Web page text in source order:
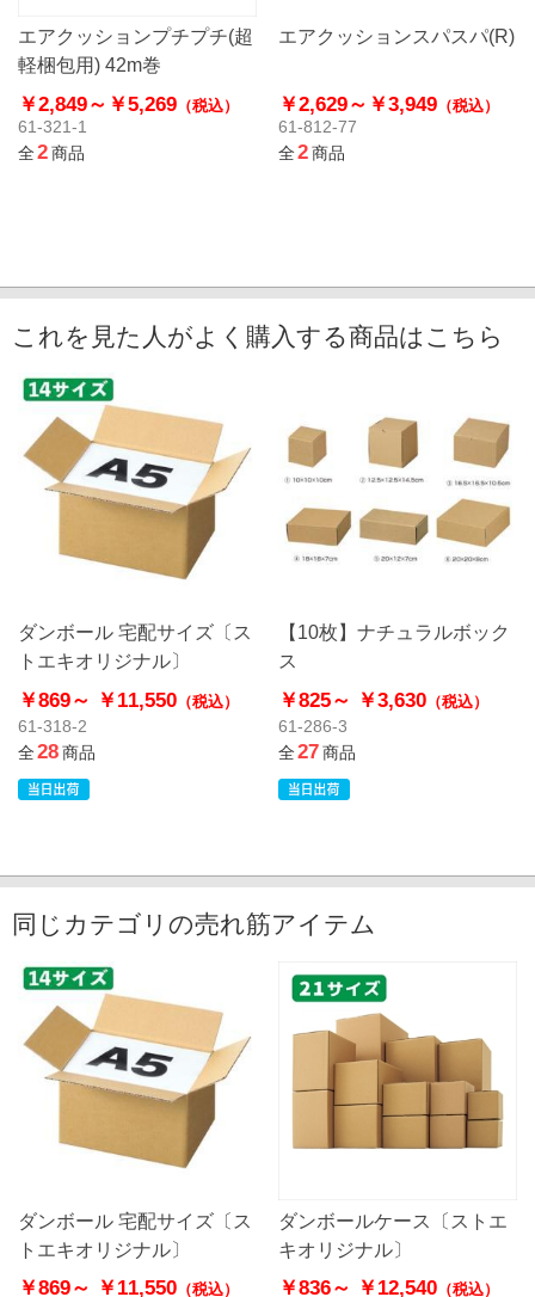
エアクッションプチプチ(超
軽梱包用) 42m巻
￥2,849～ ￥5,269 （税込）
61-321-1
全2商品
エアクッションスパスパ(R)
￥2,629～ ￥3,949 （税込）
61-812-77
全2商品
これを見た人がよく購入する商品はこちら
ダンボール 宅配サイズ〔ス
トエキオリジナル〕
￥869～ ￥11,550 （税込）
61-318-2
全28商品
【10枚】ナチュラルボック
ス
￥825～ ￥3,630（税込）
61-286-3
全27商品
同じカテゴリの売れ筋アイテム
ダンボール 宅配サイズ〔ス
トエキオリジナル〕
￥869～ ￥11,550 （税込）
ダンボールケース〔ストエ
キオリジナル〕
￥836～ ￥12,540（税込）